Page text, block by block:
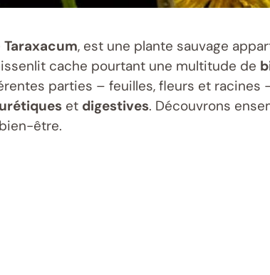
Taraxacum, est une plante sauvage
cache pourtant une multitude de
parties – feuilles, fleurs et
et digestives. Découvrons
être.